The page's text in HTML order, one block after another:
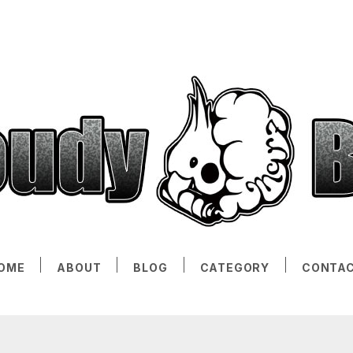
ABOUT BLOG CATEGORY